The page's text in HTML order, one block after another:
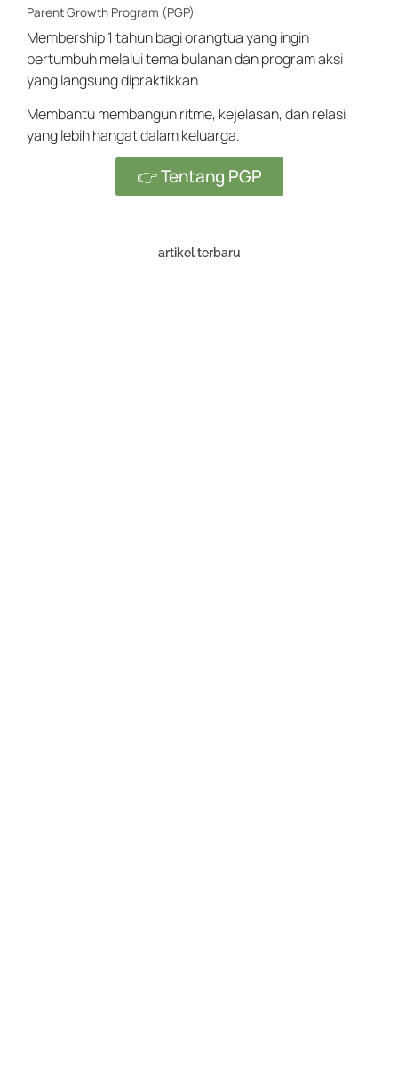
Parent Growth Program (PGP)
Membership 1 tahun bagi orangtua yang ingin
bertumbuh melalui tema bulanan dan program aksi
yang langsung dipraktikkan.
Membantu membangun ritme, kejelasan, dan relasi
yang lebih hangat dalam keluarga.
👉 Tentang PGP
artikel terbaru